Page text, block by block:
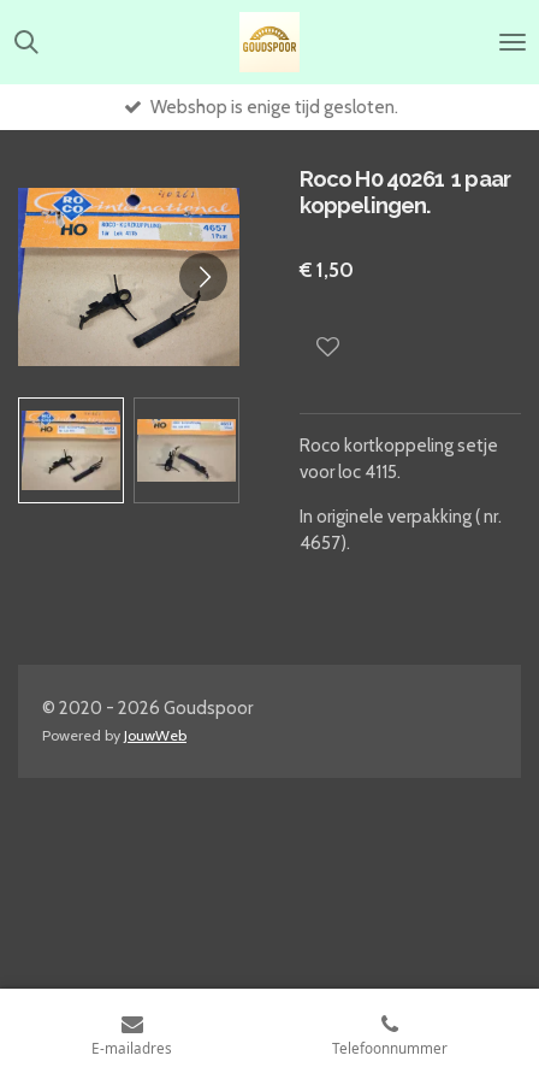
direct
hoofdinhoud
Webshop is enige tijd gesloten.
Roco H0 40261 1 paar
koppelingen.
€ 1,50
Roco kortkoppeling setje
voor loc 4115.
In originele verpakking ( nr.
4657).
© 2020 - 2026 Goudspoor
Powered by JouwWeb
E-mailadres Telefoonnummer